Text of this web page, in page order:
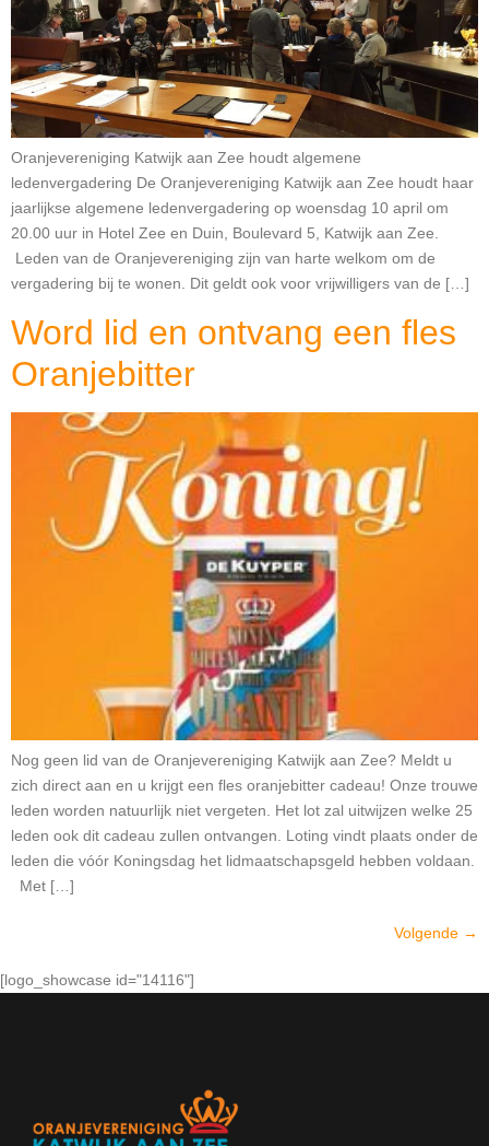
Oranjevereniging Katwijk aan Zee houdt algemene
ledenvergadering De Oranjevereniging Katwijk aan Zee houdt haar
jaarlijkse algemene ledenvergadering op woensdag 10 april om
20.00 uur in Hotel Zee en Duin, Boulevard 5, Katwijk aan Zee.
Leden van de Oranjevereniging zijn van harte welkom om de
vergadering bij te wonen. Dit geldt ook voor vrijwilligers van de […]
Word lid en ontvang een fles
Oranjebitter
Nog geen lid van de Oranjevereniging Katwijk aan Zee? Meldt u
zich direct aan en u krijgt een fles oranjebitter cadeau! Onze trouwe
leden worden natuurlijk niet vergeten. Het lot zal uitwijzen welke 25
leden ook dit cadeau zullen ontvangen. Loting vindt plaats onder de
leden die vóór Koningsdag het lidmaatschapsgeld hebben voldaan.
Met […]
Volgende →
[logo_showcase id="14116"]